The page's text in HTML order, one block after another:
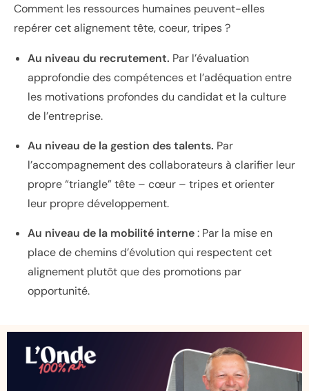
Comment les ressources humaines peuvent-elles
repérer cet alignement tête, coeur, tripes ?
Au niveau du recrutement. Par l’évaluation
approfondie des compétences et l’adéquation entre
les motivations profondes du candidat et la culture
de l’entreprise.
Au niveau de la gestion des talents. Par
l’accompagnement des collaborateurs à clarifier leur
propre “triangle” tête – cœur – tripes et orienter
leur propre développement.
Au niveau de la mobilité interne: Par la mise en
place de chemins d’évolution qui respectent cet
alignement plutôt que des promotions par
opportunité.